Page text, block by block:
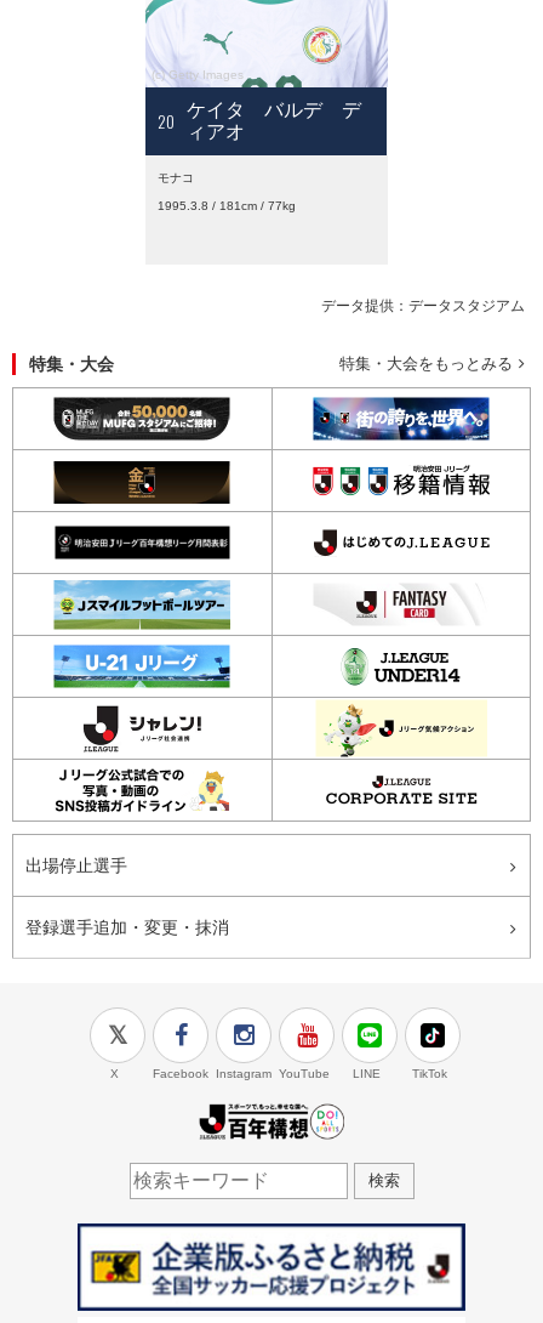
20
ケイタ バルデ デ
ィアオ
モナコ
1995.3.8 / 181cm / 77kg
データ提供：データスタジアム
特集・大会 特集・大会をもっとみる
出場停止選手
登録選手追加・変更・抹消
X Facebook Instagram YouTube LINE TikTok
検索